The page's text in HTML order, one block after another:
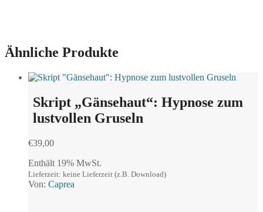
Ähnliche Produkte
Skript „Gänsehaut“: Hypnose zum
lustvollen Gruseln
€39,00
Enthält 19% MwSt.
Lieferzeit: keine Lieferzeit (z.B. Download)
Von: Caprea